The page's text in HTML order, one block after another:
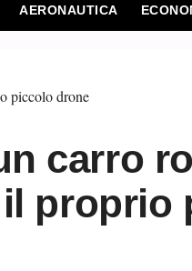
AERONAUTICA
carro
proprio